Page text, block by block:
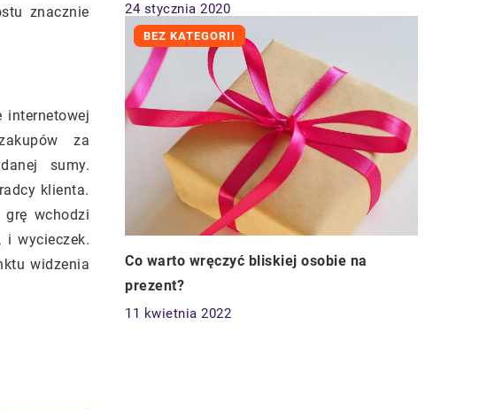
znacznie
internetowej
za
sumy.
klienta.
grę wchodzi
i wycieczek.
widzenia
24 stycznia 2020
BEZ KATEGORII
Co warto wręczyć bliskiej osobie na
prezent?
11 kwietnia 2022